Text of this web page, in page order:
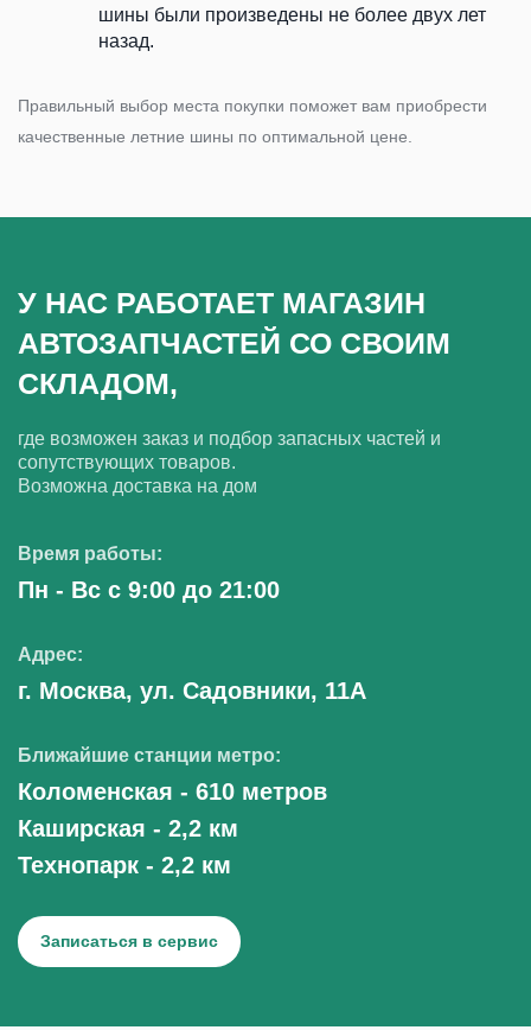
шины были произведены не более двух лет
назад.
Правильный выбор места покупки поможет вам приобрести
качественные летние шины по оптимальной цене.
У НАС РАБОТАЕТ МАГАЗИН
АВТОЗАПЧАСТЕЙ СО СВОИМ
СКЛАДОМ,
где возможен заказ и подбор запасных частей и
сопутствующих товаров.
Возможна доставка на дом
Время работы:
Пн - Вс с 9:00 до 21:00
Адрес:
г. Москва, ул. Садовники, 11А
Ближайшие станции метро:
Коломенская - 610 метров
Каширская - 2,2 км
Технопарк - 2,2 км
Записаться в сервис
Татьяна
Игорь
25.11.2026